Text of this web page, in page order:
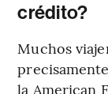
crédito?
Muchos
la American